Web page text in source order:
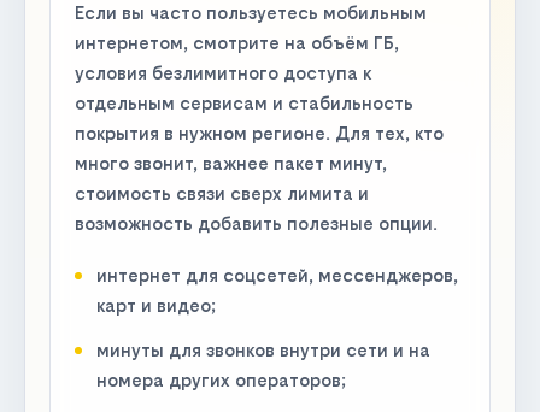
Если вы часто пользуетесь мобильным
интернетом, смотрите на объём ГБ,
условия безлимитного доступа к
отдельным сервисам и стабильность
покрытия в нужном регионе. Для тех, кто
много звонит, важнее пакет минут,
стоимость связи сверх лимита и
возможность добавить полезные опции.
интернет для соцсетей, мессенджеров,
карт и видео;
минуты для звонков внутри сети и на
номера других операторов;